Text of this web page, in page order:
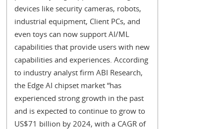
devices like security cameras, robots,
industrial equipment, Client PCs, and
even toys can now support AI/ML
capabilities that provide users with new
capabilities and experiences. According
to industry analyst firm ABI Research,
the Edge AI chipset market “has
experienced strong growth in the past
and is expected to continue to grow to
US$71 billion by 2024, with a CAGR of